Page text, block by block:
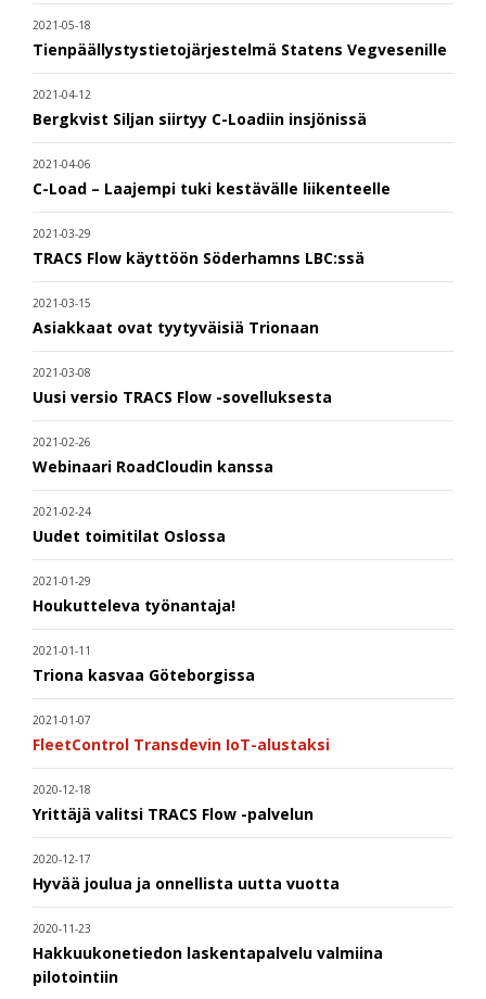
2021-05-18
Tienpäällystystietojärjestelmä Statens Vegvesenille
2021-04-12
Bergkvist Siljan siirtyy C-Loadiin insjönissä
2021-04-06
C-Load – Laajempi tuki kestävälle liikenteelle
2021-03-29
TRACS Flow käyttöön Söderhamns LBC:ssä
2021-03-15
Asiakkaat ovat tyytyväisiä Trionaan
2021-03-08
Uusi versio TRACS Flow -sovelluksesta
2021-02-26
Webinaari RoadCloudin kanssa
2021-02-24
Uudet toimitilat Oslossa
2021-01-29
Houkutteleva työnantaja!
2021-01-11
Triona kasvaa Göteborgissa
2021-01-07
FleetControl Transdevin IoT-alustaksi
2020-12-18
Yrittäjä valitsi TRACS Flow -palvelun
2020-12-17
Hyvää joulua ja onnellista uutta vuotta
2020-11-23
Hakkuukonetiedon laskentapalvelu valmiina
pilotointiin